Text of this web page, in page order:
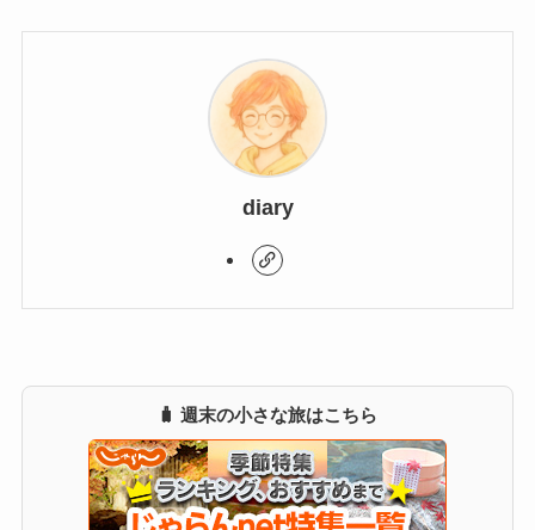
diary
🧳 週末の小さな旅はこちら